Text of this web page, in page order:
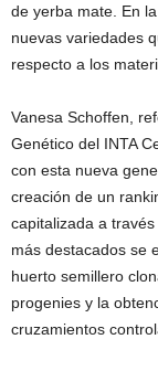
de yerba mate. En
nuevas variedades
respecto a los
Vanesa Schoffen,
Genético del INTA
con esta nueva
creación de un
capitalizada a
más destacados se
huerto semillero
progenies y la
cruzamientos